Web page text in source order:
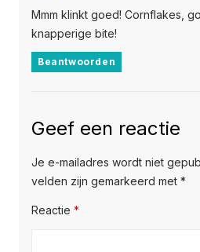
Mmm klinkt goed! Cornflakes,
knapperige bite!
Beantwoorden
Geef een reactie
Je e-mailadres wordt niet
velden zijn gemarkeerd met *
Reactie *